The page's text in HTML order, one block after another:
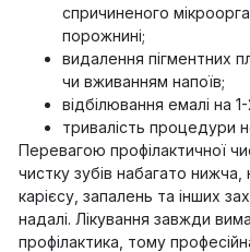
спричиненого
порожнині;
видалення пігментних
чи вживанням напоїв;
відбілювання емалі на
тривалість процедури
Перевагою профілактичної
чистку зубів набагато нижча,
карієсу, запалень та інших
надалі. Лікування завжди
профілактика, тому